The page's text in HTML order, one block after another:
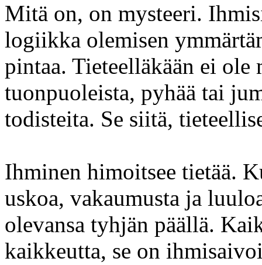
Mitä on, on mysteeri.
logiikka olemisen
pintaa. Tieteelläkään ei ole
tuonpuoleista, pyhää tai
todisteita. Se siitä,
Ihminen himoitsee tietää.
uskoa, vakaumusta ja
olevansa tyhjän päällä.
kaikkeutta, se on